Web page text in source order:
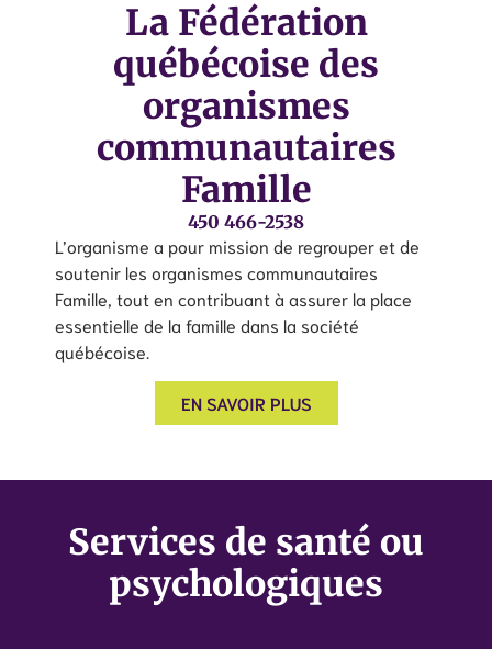
La Fédération
québécoise des
organismes
communautaires
Famille
450 466-2538
L’organisme a pour mission de regrouper et de
soutenir les organismes communautaires
Famille, tout en contribuant à assurer la place
essentielle de la famille dans la société
québécoise.
EN SAVOIR PLUS
Services de santé ou
psychologiques